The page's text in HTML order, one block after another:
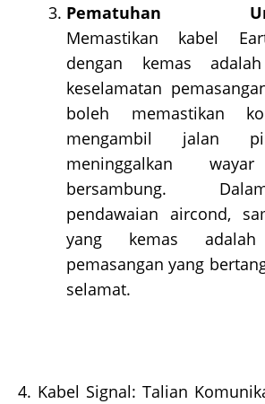
Pematuhan
Memastikan kabel
dengan kemas
keselamatan
boleh memastikan
mengambil jalan
meninggalkan
bersambung.
pendawaian aircond,
yang kemas
pemasangan yang
selamat.
4. Kabel Signal: Talian